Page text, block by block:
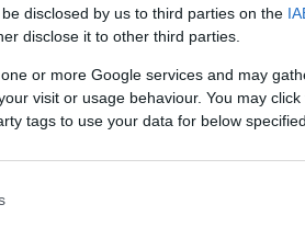
disclosed by us to third parties on the
disclose it to other third parties.
or more Google services and may
visit or usage behaviour. You may
tags to use your data for below
«Ιθάκης», δήλωσε ότι
συγγραφέας, ότι